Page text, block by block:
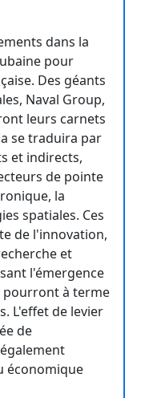
dans la
pour
Des géants
Naval Group,
leurs carnets
se traduira par
et indirects,
de pointe
la
spatiales. Ces
de l'innovation,
et
l'émergence
pourront à terme
L'effet de levier
de
économique